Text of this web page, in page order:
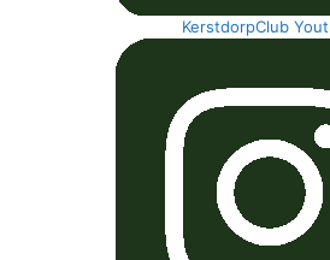
KerstdorpClub